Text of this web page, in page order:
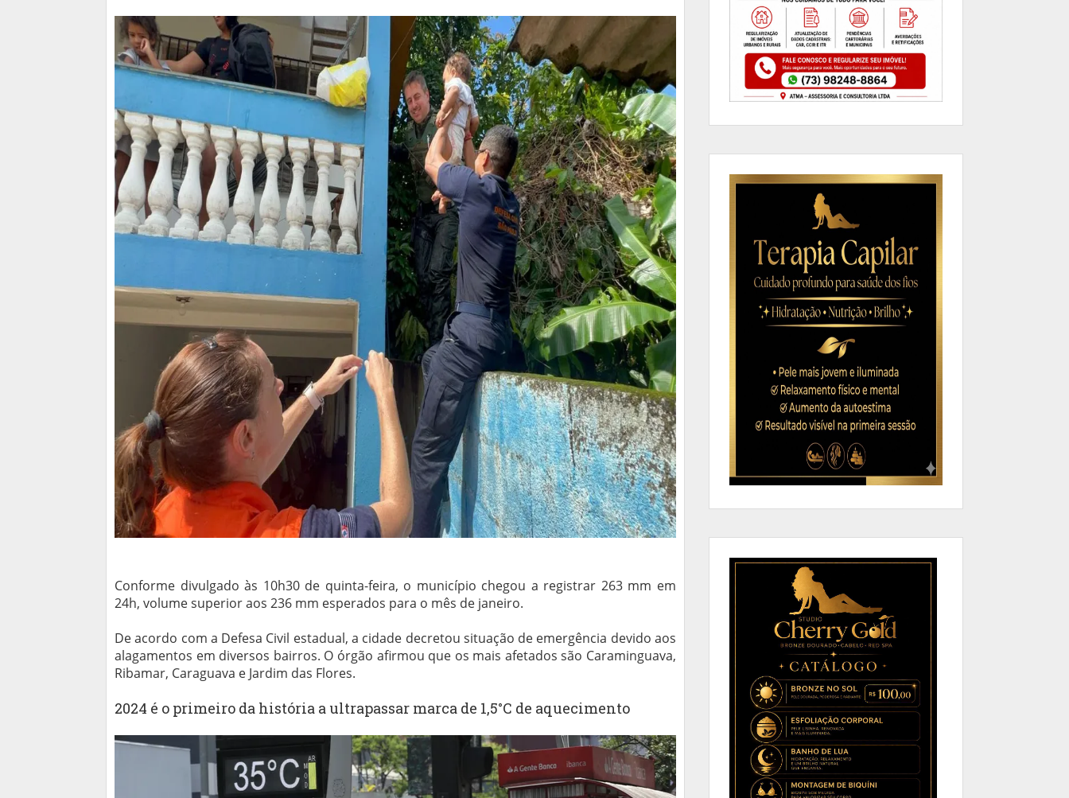
Conforme divulgado às 10h30 de quinta-feira, o município chegou a registrar 263 mm em
24h, volume superior aos 236 mm esperados para o mês de janeiro.
De acordo com a Defesa Civil estadual, a cidade decretou situação de emergência devido aos
alagamentos em diversos bairros. O órgão afirmou que os mais afetados são Caraminguava,
Ribamar, Caraguava e Jardim das Flores.
2024 é o primeiro da história a ultrapassar marca de 1,5°C de aquecimento